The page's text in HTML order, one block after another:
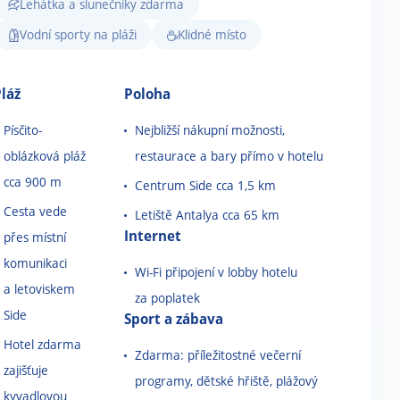
Lehátka a slunečníky zdarma
Vodní sporty na pláži
Klidné místo
Písčito-
oblázková pláž
cca 900 m
Cesta vede
přes místní
komunikaci
a letoviskem
Side
Hotel zdarma
zajišťuje
kyvadlovou
Poloha
Nejbližší nákupní možnosti,
restaurace a bary přímo v hotelu
Centrum Side cca 1,5 km
Letiště Antalya cca 65 km
Internet
Wi-Fi připojení v lobby hotelu
za poplatek
Sport a zábava
Zdarma: příležitostné večerní
programy, dětské hřiště, plážový